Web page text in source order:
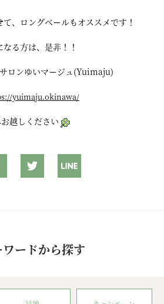
、ロングベールもオススメです！
なる方は、是非！！
ロンゆいマージュ(Yuimaju)
yuimaju.okinawa/
越しください
ワードから探す